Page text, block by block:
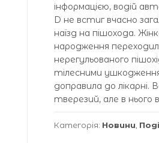
інформацією, водій
D не встиг вчасно
наїзд на пішохода.
народження
нерегульованого
тілесними
доправила до лікарні.
тверезий, але в нього
Категорія: Новини